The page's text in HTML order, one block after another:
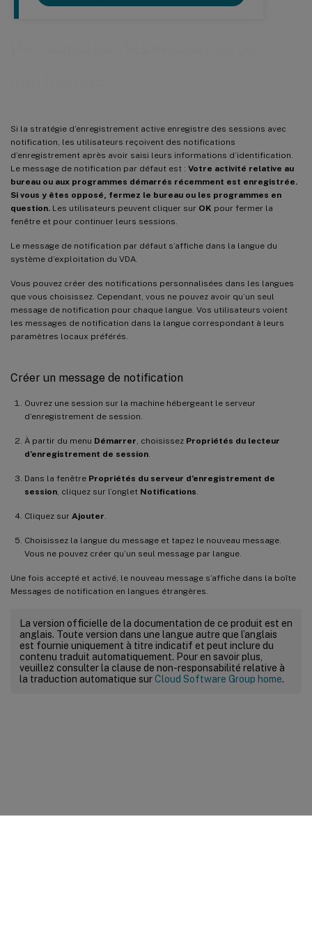
Si la stratégie d’enregistrement active enregistre des sessions avec
notification, les utilisateurs reçoivent des notifications
d’enregistrement après avoir saisi leurs informations d’identification.
Le message de notification par défaut est : Votre activité relative au
bureau ou aux programmes démarrés récemment est enregistrée.
Si vous y êtes opposé, fermez le bureau ou les programmes en
question. Les utilisateurs peuvent cliquer sur OK pour fermer la
fenêtre et pour continuer leurs sessions.
Le message de notification par défaut s’affiche dans la langue du
système d’exploitation du VDA.
Vous pouvez créer des notifications personnalisées dans les langues
que vous choisissez. Cependant, vous ne pouvez avoir qu’un seul
message de notification pour chaque langue. Vos utilisateurs voient
les messages de notification dans la langue correspondant à leurs
paramètres locaux préférés.
Créer un message de notification
Ouvrez une session sur la machine hébergeant le serveur
d’enregistrement de session.
À partir du menu Démarrer , choisissez Propriétés du lecteur
d’enregistrement de session
Dans la fenêtre Propriétés du serveur d’enregistrement de
session , cliquez sur l’onglet Notifications
Cliquez sur Ajouter
Choisissez la langue du message et tapez le nouveau message.
Vous ne pouvez créer qu’un seul message par langue.
Une fois accepté et activé, le nouveau message s’affiche dans la boîte
Messages de notification en langues étrangères.
La version officielle de la documentation de ce produit est en
anglais. Toute version dans une langue autre que l’anglais
est fournie uniquement à titre indicatif et peut inclure du
contenu traduit automatiquement. Pour en savoir plus,
veuillez consulter la clause de non-responsabilité relative à
la traduction automatique surCloud Software Group home.